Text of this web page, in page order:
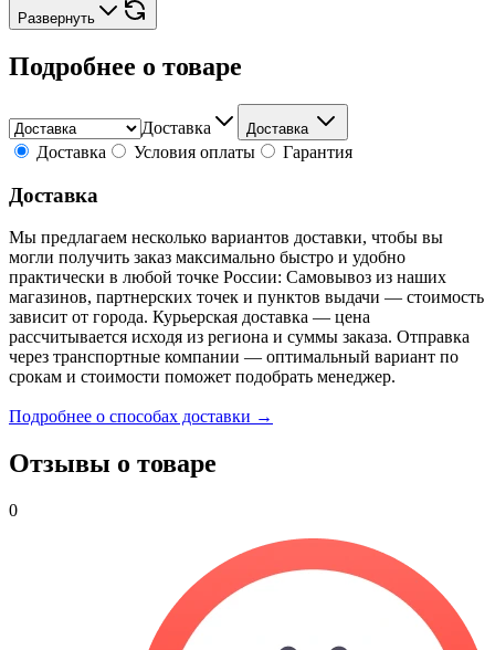
Развернуть
Подробнее о товаре
Доставка Доставка
Доставка Условия оплаты Гарантия
Доставка
Мы предлагаем несколько вариантов доставки, чтобы вы
могли получить заказ максимально быстро и удобно
практически в любой точке России: Самовывоз из наших
магазинов, партнерских точек и пунктов выдачи — стоимость
зависит от города. Курьерская доставка — цена
рассчитывается исходя из региона и суммы заказа. Отправка
через транспортные компании — оптимальный вариант по
срокам и стоимости поможет подобрать менеджер.
Подробнее о способах доставки →
Отзывы о товаре
0